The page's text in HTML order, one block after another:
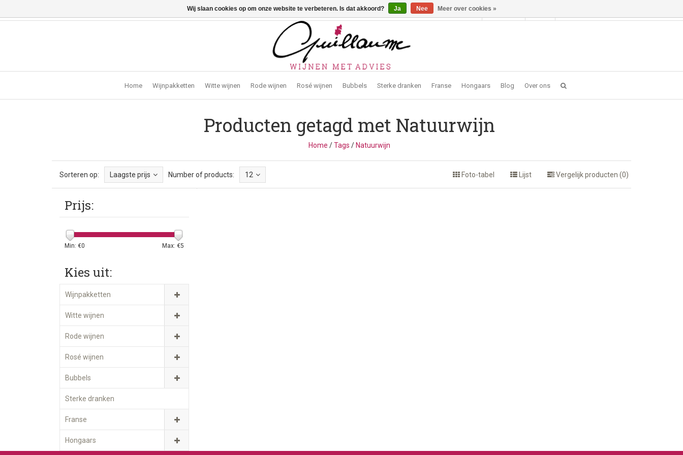
Vragen? Bel ons: +32 (0)13 - 77 11 21 - Winkel: Lochtstraat 2, 3272 Testelt -info@guillaumewijnen.be Inloggen
Home Wijnpakketten Witte wijnen Rode wijnen Rosé wijnen Bubbels Sterke dranken Franse Hongaars Blog Over ons
Producten getagd met Natuurwijn
Home /Tags /Natuurwijn
Sorteren op: Laagste prijs Number of products: 12 Foto-tabel Lijst Vergelijk producten (0)
Prijs:
Min: €0 Max: €5
Kies uit:
Wijnpakketten
Witte wijnen
Rode wijnen
Rosé wijnen
Bubbels
Sterke dranken
Franse
Hongaars
Wij slaan cookies op om onze website te verbeteren. Is dat akkoord? Ja Nee Meer over cookies »